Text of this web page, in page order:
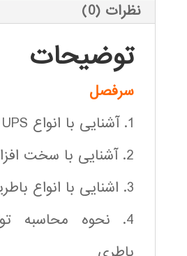
نظرات (0)
توضیحات
سرفصل
1. آشنایی با انواع UPS
2. آشنایی با سخت افزارهای UPS
3. اشنایی با انواع باطریها